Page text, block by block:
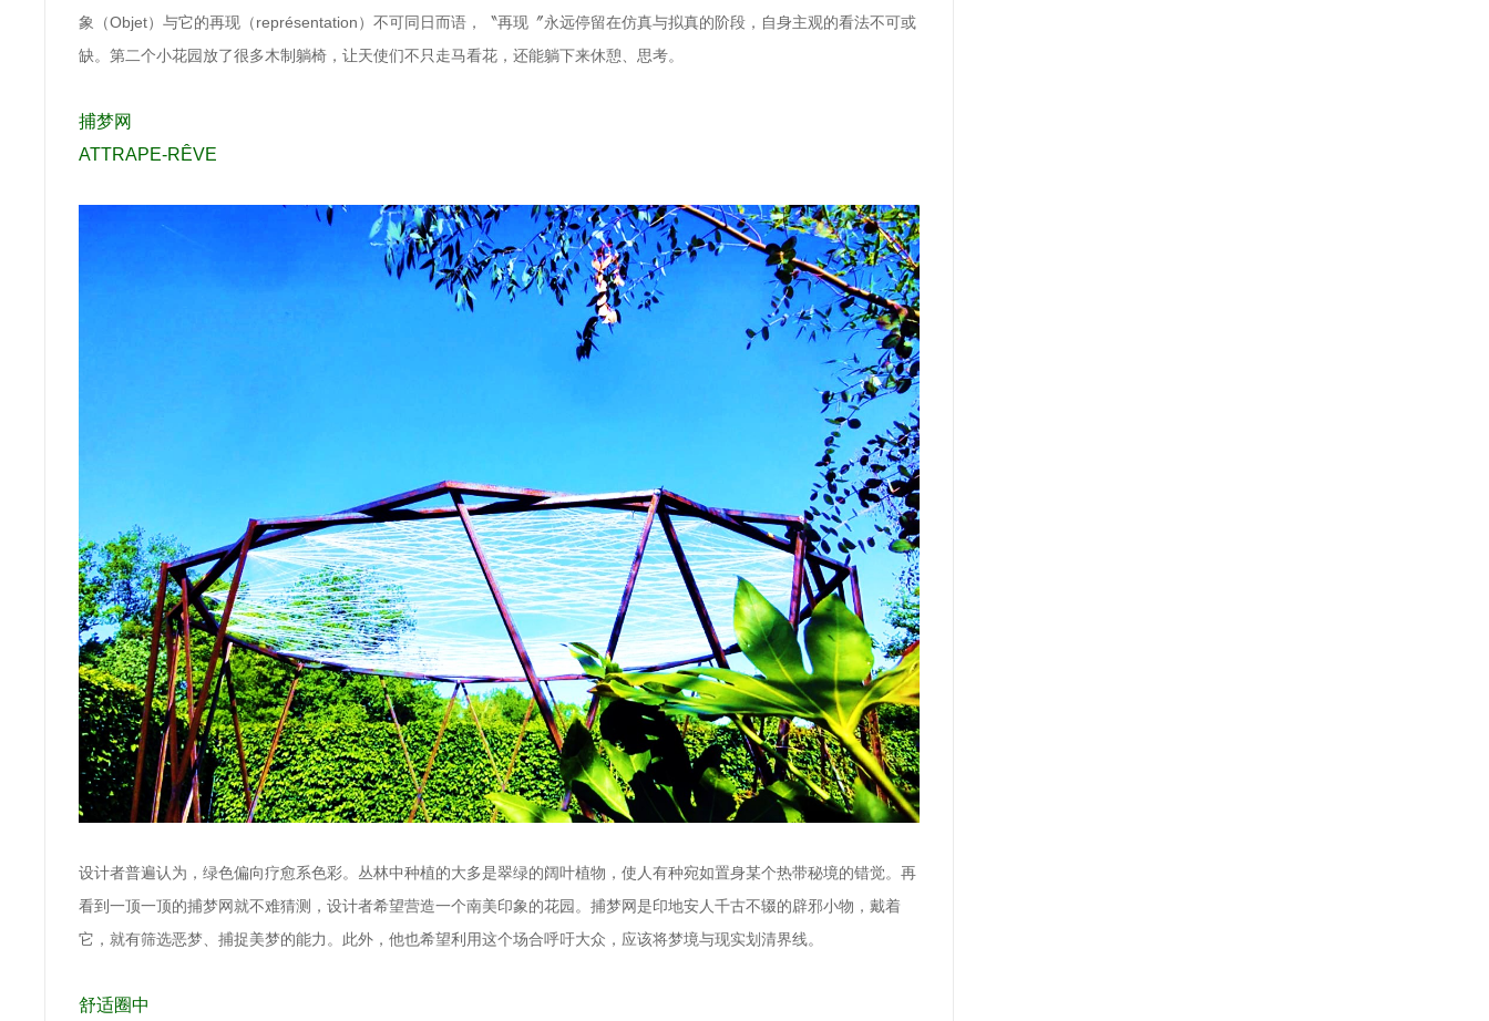
象（Objet）与它的再现（représentation）不可同日而语，〝再现〞永远停留在仿真与拟真的阶段，自身主观的看法不可或
缺。第二个小花园放了很多木制躺椅，让天使们不只走马看花，还能躺下来休憩、思考。
捕梦网
ATTRAPE-RÊVE
设计者普遍认为，绿色偏向疗愈系色彩。丛林中种植的大多是翠绿的阔叶植物，使人有种宛如置身某个热带秘境的错觉。再
看到一顶一顶的捕梦网就不难猜测，设计者希望营造一个南美印象的花园 。捕梦网是印地安人千古不辍的辟邪小物 ，戴着
它，就有筛选恶梦、捕捉美梦的能力。此外，他也希望利用这个场合呼吁大众，应该将梦境与现实划清界线。
舒适圈中